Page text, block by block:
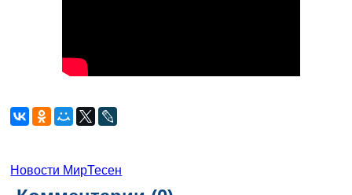
Новости МирТесен